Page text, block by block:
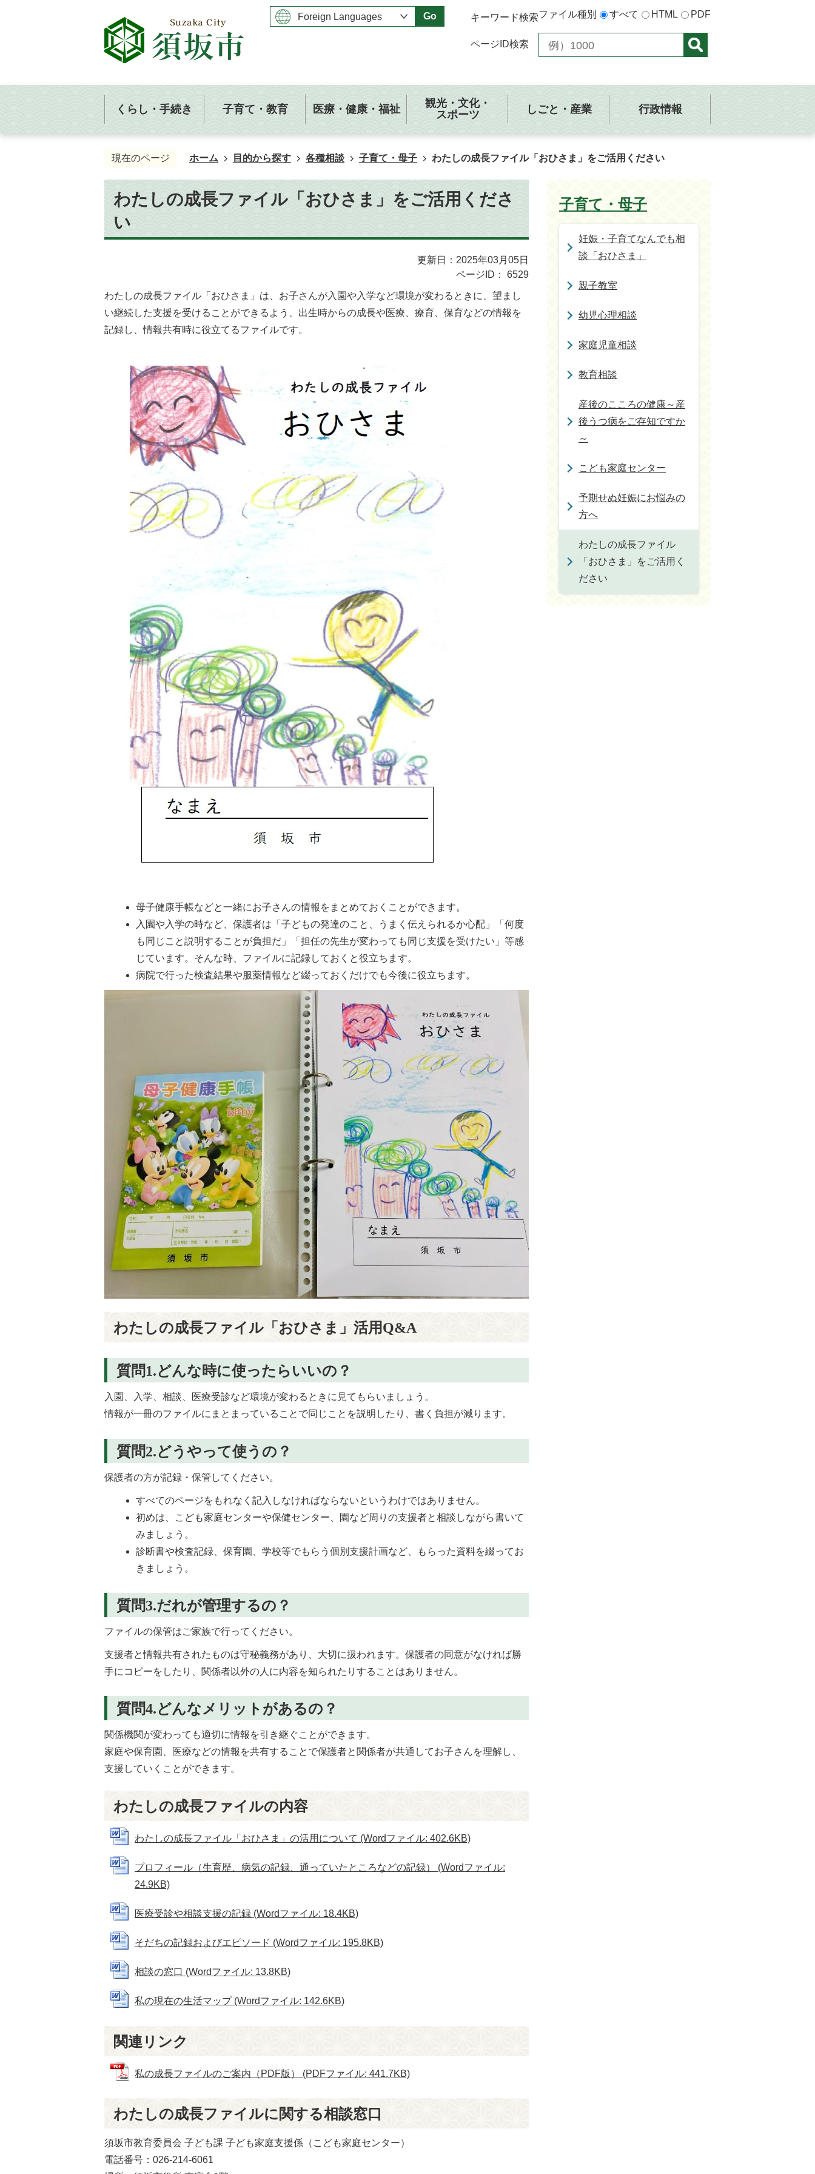
Go キーワード検索ファイル種別 すべて HTML PDF
ページID検索
くらし・手続き 子育て・教育 医療・健康・福祉
観光・文化・
スポーツ
しごと・産業 行政情報
現在のページ ホーム 目的から探す 各種相談 子育て・母子 わたしの成長ファイル「おひさま」をご活用ください
わたしの成長ファイル「おひさま」をご活用くださ
い
更新日：2025年03月05日
ページID：
6529
わたしの成長ファイル「おひさま」は、お子さんが入園や入学など環境が変わるときに、望まし
い継続した支援を受けることができるよう、出生時からの成長や医療、療育、保育などの情報を
記録し、情報共有時に役立てるファイルです。
母子健康手帳などと一緒にお子さんの情報をまとめておくことができます。
入園や入学の時など、保護者は「子どもの発達のこと、うまく伝えられるか心配」「何度
も同じこと説明することが負担だ」「担任の先生が変わっても同じ支援を受けたい」等感
じています。そんな時、ファイルに記録しておくと役立ちます。
病院で行った検査結果や服薬情報など綴っておくだけでも今後に役立ちます。
わたしの成長ファイル「おひさま」活用Q&A
質問1.どんな時に使ったらいいの？
入園、入学、相談、医療受診など環境が変わるときに見てもらいましょう。
情報が一冊のファイルにまとまっていることで同じことを説明したり、書く負担が減ります。
質問2.どうやって使うの？
保護者の方が記録・保管してください。
すべてのページをもれなく記入しなければならないというわけではありません。
初めは、こども家庭センターや保健センター、園など周りの支援者と相談しながら書いて
みましょう。
診断書や検査記録、保育園、学校等でもらう個別支援計画など、もらった資料を綴ってお
きましょう。
質問3.だれが管理するの？
ファイルの保管はご家族で行ってください。
支援者と情報共有されたものは守秘義務があり、大切に扱われます。保護者の同意がなければ勝
手にコピーをしたり、関係者以外の人に内容を知られたりすることはありません。
質問4.どんなメリットがあるの？
関係機関が変わっても適切に情報を引き継ぐことができます。
家庭や保育園、医療などの情報を共有することで保護者と関係者が共通してお子さんを理解し、
支援していくことができます。
わたしの成長ファイルの内容
わたしの成長ファイル「おひさま」の活用について (Wordファイル: 402.6KB)
プロフィール（生育歴、病気の記録、通っていたところなどの記録） (Wordファイル:
24.9KB)
医療受診や相談支援の記録 (Wordファイル: 18.4KB)
そだちの記録およびエピソード (Wordファイル: 195.8KB)
相談の窓口 (Wordファイル: 13.8KB)
私の現在の生活マップ (Wordファイル: 142.6KB)
関連リンク
私の成長ファイルのご案内（PDF版） (PDFファイル: 441.7KB)
わたしの成長ファイルに関する相談窓口
須坂市教育委員会 子ども課 子ども家庭支援係（こども家庭センター）
電話番号：026‐214‐6061
子育て・母子
妊娠・子育てなんでも相
談「おひさま」
親子教室
幼児心理相談
家庭児童相談
教育相談
産後のこころの健康～産
後うつ病をご存知ですか
～
こども家庭センター
予期せぬ妊娠にお悩みの
方へ
わたしの成長ファイル
「おひさま」をご活用く
ださい